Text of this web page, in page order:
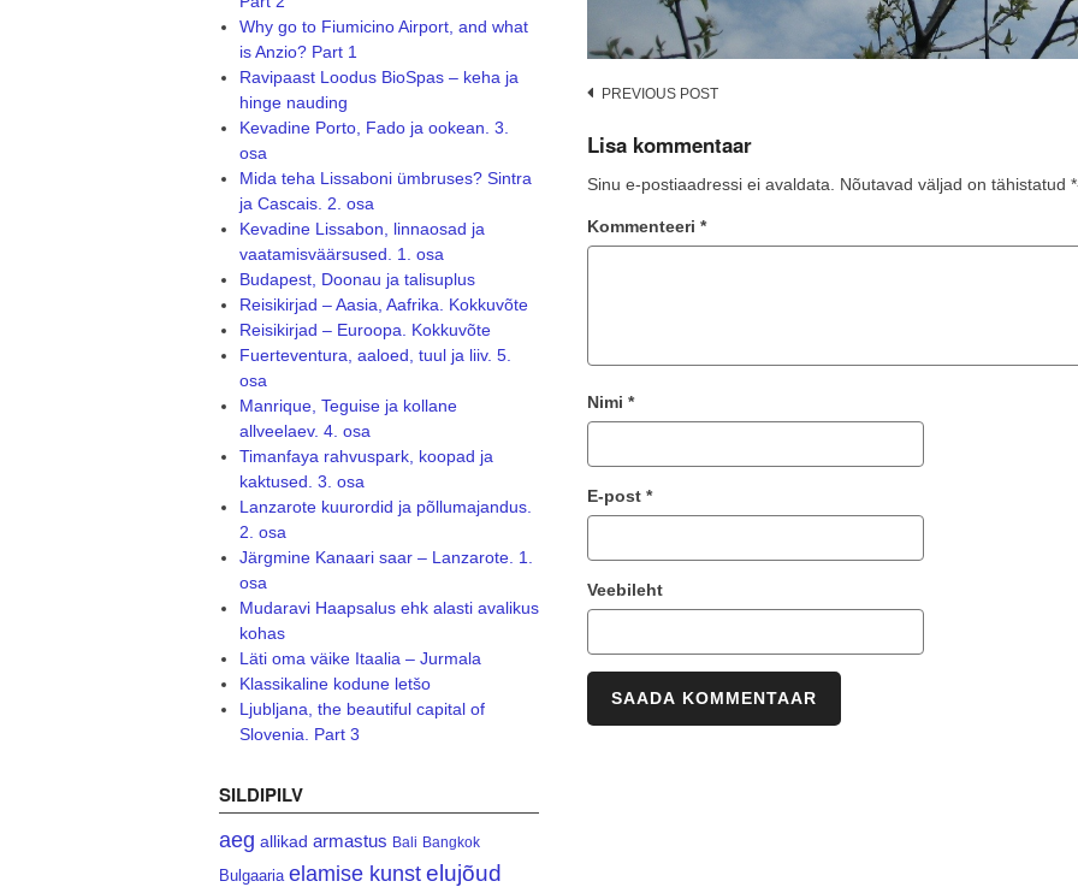
Post
navigation
PREVIOUS POST
Lisa kommentaar
Sinu e-postiaadressi ei avaldata. Nõutavad väljad on tähistatud *
Kommenteeri *
Nimi *
E-post *
Veebileht
Why go to Fiumicino Airport, and what
is Anzio? Part 1
Ravipaast Loodus BioSpas – keha ja
hinge nauding
Kevadine Porto, Fado ja ookean. 3.
osa
Mida teha Lissaboni ümbruses? Sintra
ja Cascais. 2. osa
Kevadine Lissabon, linnaosad ja
vaatamisväärsused. 1. osa
Budapest, Doonau ja talisuplus
Reisikirjad – Aasia, Aafrika. Kokkuvõte
Reisikirjad – Euroopa. Kokkuvõte
Fuerteventura, aaloed, tuul ja liiv. 5.
osa
Manrique, Teguise ja kollane
allveelaev. 4. osa
Timanfaya rahvuspark, koopad ja
kaktused. 3. osa
Lanzarote kuurordid ja põllumajandus.
2. osa
Järgmine Kanaari saar – Lanzarote. 1.
osa
Mudaravi Haapsalus ehk alasti avalikus
kohas
Läti oma väike Itaalia – Jurmala
Klassikaline kodune letšo
Ljubljana, the beautiful capital of
Slovenia. Part 3
SILDIPILV
aeg allikad armastus Bali Bangkok
Bulgaaria elamise kunst elujõud